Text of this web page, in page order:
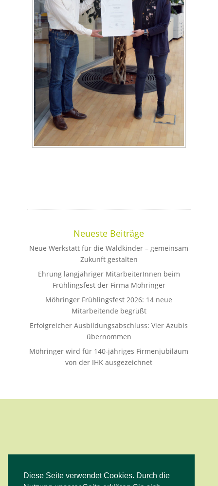
Diese Seite verwendet Cookies. Durch die
Neueste Beiträge
Neue Werkstatt für die Waldkinder – gemeinsam
Zukunft gestalten
Ehrung langjähriger MitarbeiterInnen beim
Frühlingsfest der Firma Möhringer
Möhringer Frühlingsfest 2026: 14 neue
Mitarbeitende begrüßt
Erfolgreicher Ausbildungsabschluss: Vier Azubis
übernommen
Möhringer wird für 140-jähriges Firmenjubiläum
von der IHK ausgezeichnet